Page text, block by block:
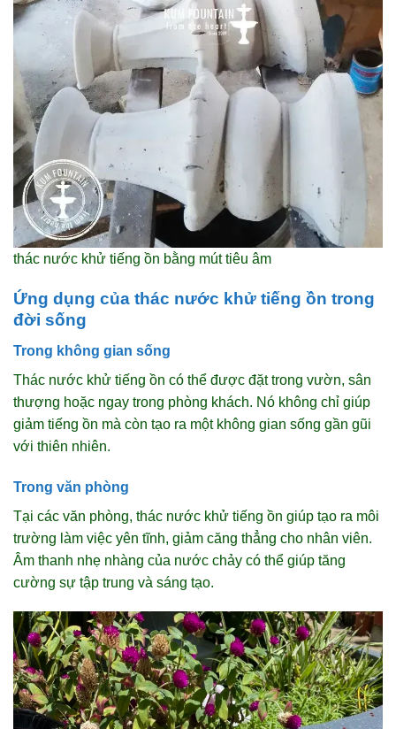
thác nước khử tiếng ồn bằng mút tiêu âm
Ứng dụng của thác nước khử tiếng ồn trong
đời sống
Trong không gian sống
Thác nước khử tiếng ồn có thể được đặt trong vườn, sân
thượng hoặc ngay trong phòng khách. Nó không chỉ giúp
giảm tiếng ồn mà còn tạo ra một không gian sống gần gũi
với thiên nhiên.
Trong văn phòng
Tại các văn phòng, thác nước khử tiếng ồn giúp tạo ra môi
trường làm việc yên tĩnh, giảm căng thẳng cho nhân viên.
Âm thanh nhẹ nhàng của nước chảy có thể giúp tăng
cường sự tập trung và sáng tạo.